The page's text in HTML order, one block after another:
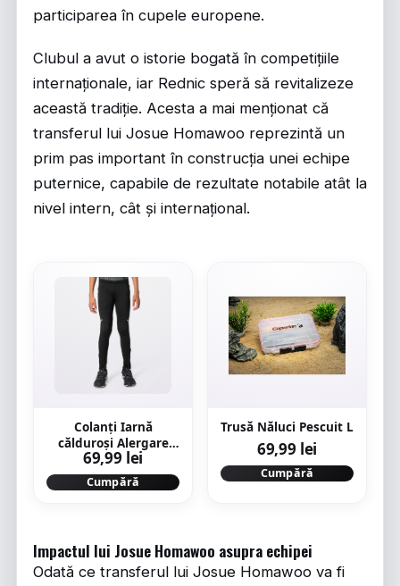
participarea în cupele europene.
Clubul a avut o istorie bogată în competițiile
internaționale, iar Rednic speră să revitalizeze
această tradiție. Acesta a mai menționat că
transferul lui Josue Homawoo reprezintă un
prim pas important în construcția unei echipe
puternice, capabile de rezultate notabile atât la
nivel intern, cât și internațional.
Colanți Iarnă
călduroși Alergare
Kiprun Warm+ Negru
Copii
69,99 lei
Cumpără
Trusă Năluci Pescuit L
69,99 lei
Cumpără
Impactul lui Josue Homawoo asupra echipei
Odată ce transferul lui Josue Homawoo va fi